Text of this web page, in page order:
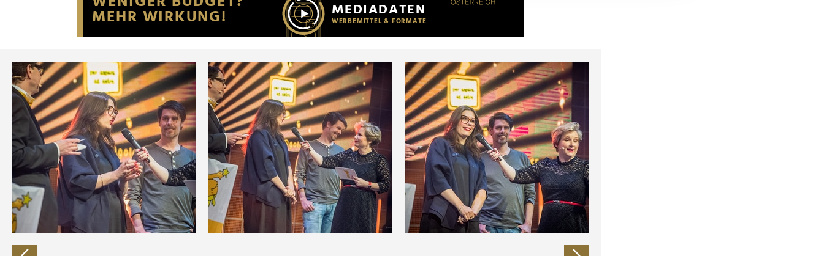
möglicherweise mit weiteren Daten zusammen, die Sie ihnen bereitgestellt haben oder die sie im Rahmen Ihrer Nutzung
der Dienste gesammelt haben.